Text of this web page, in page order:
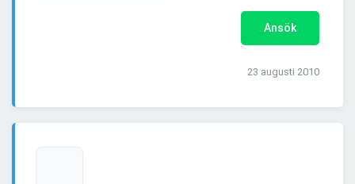
Ansök
23 augusti 2010